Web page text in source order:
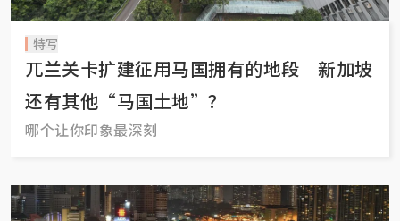
特写
兀兰关卡扩建征用马国拥有的地段 新加坡
还有其他“马国土地”？
哪个让你印象最深刻